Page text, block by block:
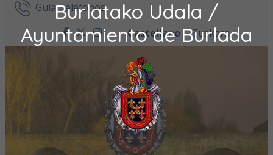
Burlatako Udala /
Ayuntamiento de Burlada
Ir al contenidoGuía Teléfonos
facebook
twitter
instagram
Castellano Euskara